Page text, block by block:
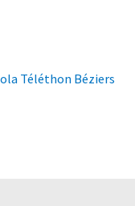
Téléthon Béziers